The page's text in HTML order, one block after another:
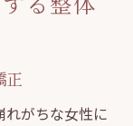
正
がちな女性に